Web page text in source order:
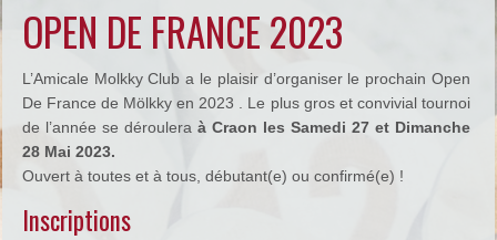
OPEN DE FRANCE 2023
L’Amicale Molkky Club a le plaisir d’organiser le prochain Open
De France de Mölkky en 2023 . Le plus gros et convivial tournoi
de l’année se déroulera à Craon les Samedi 27 et Dimanche
28 Mai 2023.
Ouvert à toutes et à tous, débutant(e) ou confirmé(e) !
Inscriptions